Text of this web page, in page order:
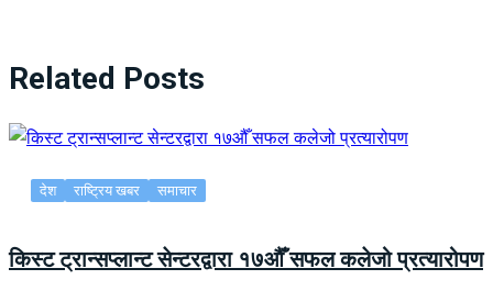
Related Posts
देश राष्ट्रिय खबर समाचार
किस्ट ट्रान्सप्लान्ट सेन्टरद्वारा १७औँ सफल कलेजो प्रत्यारोपण